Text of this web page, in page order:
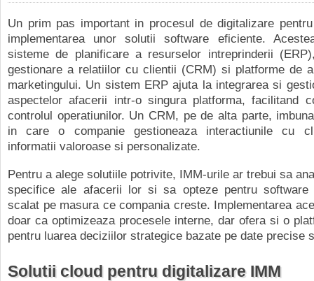
Un prim pas important in procesul de digitalizare
implementarea unor solutii software eficiente.
sisteme de planificare a resurselor intreprinderii
gestionare a relatiilor cu clientii (CRM) si platforme de
marketingului. Un sistem ERP ajuta la integrarea si
aspectelor afacerii intr-o singura platforma, facilitand
controlul operatiunilor. Un CRM, pe de alta parte,
in care o companie gestioneaza interactiunile cu
informatii valoroase si personalizate.
Pentru a alege solutiile potrivite, IMM-urile ar trebui sa
specifice ale afacerii lor si sa opteze pentru
scalat pe masura ce compania creste. Implementarea
doar ca optimizeaza procesele interne, dar ofera si o
pentru luarea deciziilor strategice bazate pe date precise
Solutii cloud pentru digitalizare IMM